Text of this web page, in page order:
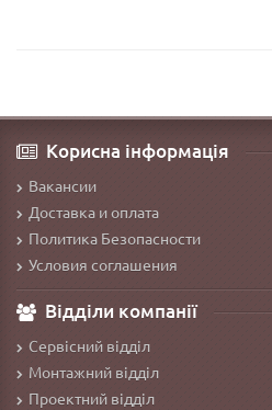
Корисна інформація
Вакансии
Доставка и оплата
Политика Безопасности
Условия соглашения
Відділи компанії
Сервісний відділ
Монтажний відділ
Проектний відділ